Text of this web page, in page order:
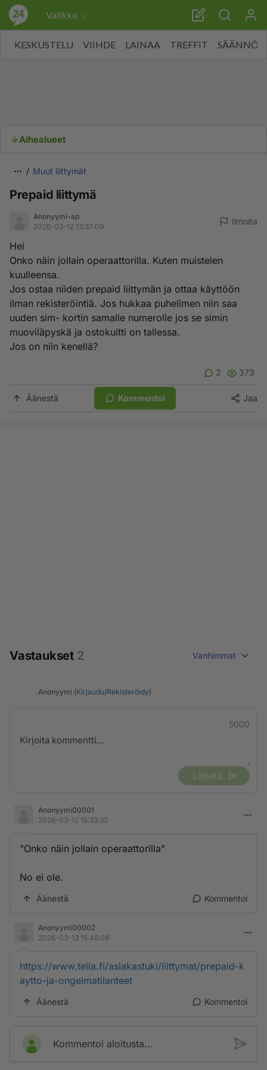
Valikko
KESKUSTELU VIIHDE LAINAA TREFFIT SÄÄNNÖT
Aihealueet
Muut liittymät
Prepaid liittymä
Anonyymi-ap
2026-03-12 13:37:09
Ilmoita
Hei
Onko näin jollain operaattorilla. Kuten muistelen
kuulleensa.
Jos ostaa niiden prepaid liittymän ja ottaa käyttöön
ilman rekisteröintiä. Jos hukkaa puhelimen niin saa
uuden sim- kortin samalle numerolle jos se simin
muoviläpyskä ja ostokuitti on tallessa.
Jos on niin kenellä?
2 373
Äänestä Kommentoi Jaa
Vastaukset 2 Vanhimmat
Anonyymi (Kirjaudu/Rekisteröidy)
5000
Lähetä
Anonyymi00001
2026-03-12 15:33:32
"Onko näin jollain operaattorilla"
No ei ole.
Äänestä Kommentoi
Anonyymi00002
2026-03-13 15:48:08
https://www.telia.fi/asiakastuki/liittymat/prepaid-k
aytto-ja-ongelmatilanteet
Äänestä Kommentoi
Kommentoi aloitusta...